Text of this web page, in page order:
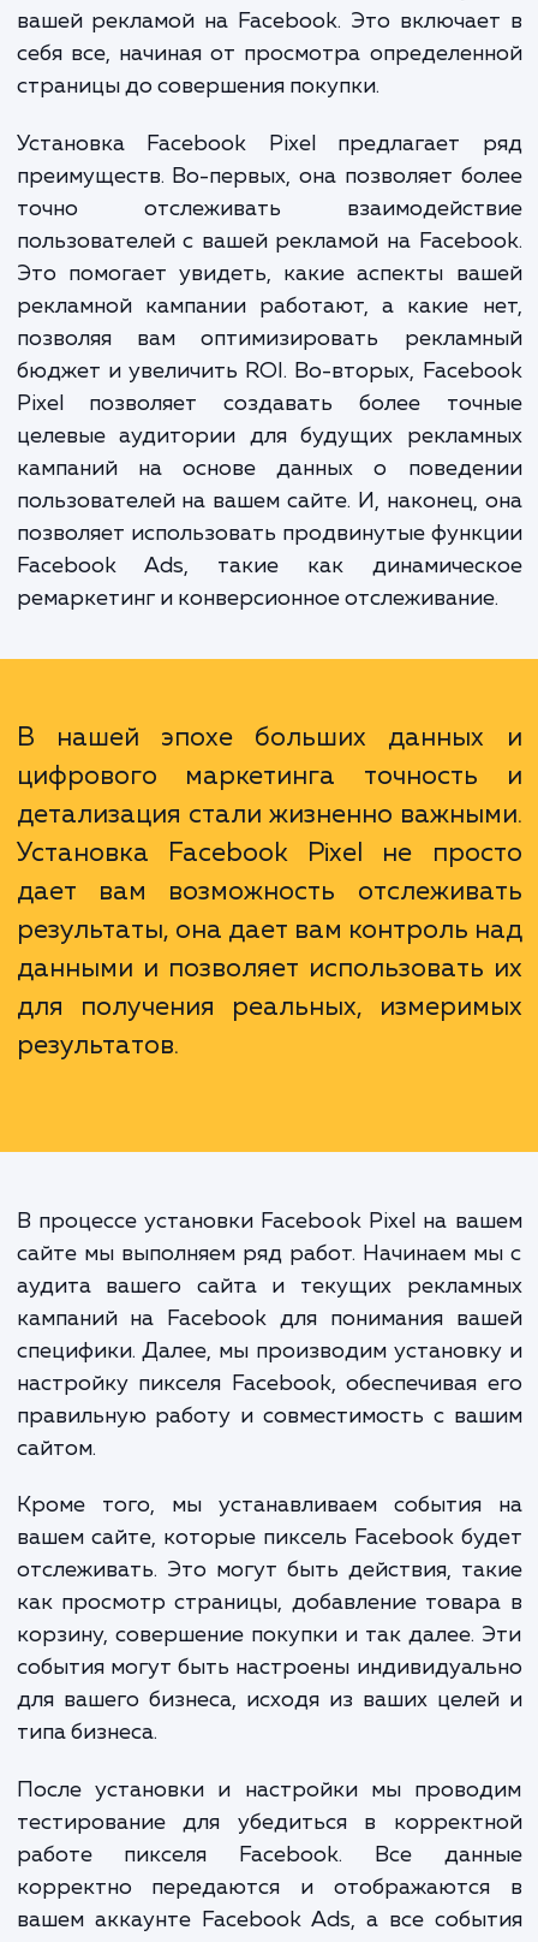
Facebook на вашем веб-сайте. Этот
известный как "Facebook Pixel",
отслеживать действия пользователей на
сайте после того, как они
вашей рекламой на Facebook. Это
себя все, начиная от просмотра
страницы до совершения покупки.
Установка Facebook Pixel предлагает
преимуществ. Во-первых, она позволяет
точно отслеживать
пользователей с вашей рекламой на
Это помогает увидеть, какие аспекты
рекламной кампании работают, а какие
позволяя вам оптимизировать
бюджет и увеличить ROI. Во-вторых,
Pixel позволяет создавать более
кампаний на основе данных о
позволяет использовать продвинутые
Facebook Ads, такие как
ремаркетинг и конверсионное
В нашей эпохе больших
цифрового маркетинга
детализация стали жизненно
данными и позволяет
для получения реальных,
результатов.
В процессе установки Facebook Pixel на
сайте мы выполняем ряд работ. Начинаем
аудита вашего сайта и текущих
кампаний на Facebook для понимания
специфики. Далее, мы производим
настройку пикселя Facebook, обеспечивая
правильную работу и совместимость с
Кроме того, мы устанавливаем
вашем сайте, которые пиксель Facebook
отслеживать. Это могут быть действия,
как просмотр страницы, добавление